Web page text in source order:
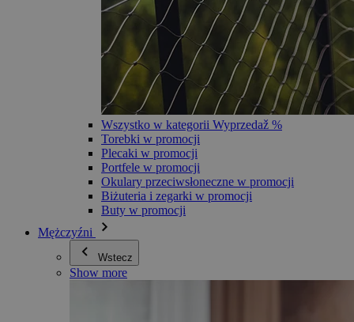
Wszystko w kategorii Wyprzedaž %
Torebki w promocji
Plecaki w promocji
Portfele w promocji
Okulary przeciwsłoneczne w promocji
Biżuteria i zegarki w promocji
Buty w promocji
Mężczyźni
Wstecz
Show more